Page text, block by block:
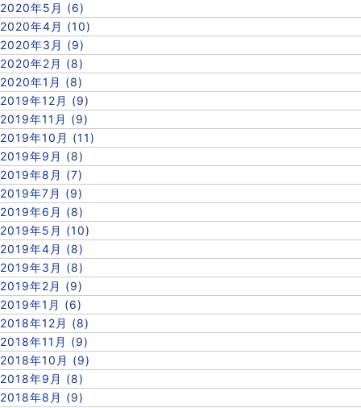
2020年5月 (6)
2020年4月 (10)
2020年3月 (9)
2020年2月 (8)
2020年1月 (8)
2019年12月 (9)
2019年11月 (9)
2019年10月 (11)
2019年9月 (8)
2019年8月 (7)
2019年7月 (9)
2019年6月 (8)
2019年5月 (10)
2019年4月 (8)
2019年3月 (8)
2019年2月 (9)
2019年1月 (6)
2018年12月 (8)
2018年11月 (9)
2018年10月 (9)
2018年9月 (8)
2018年8月 (9)